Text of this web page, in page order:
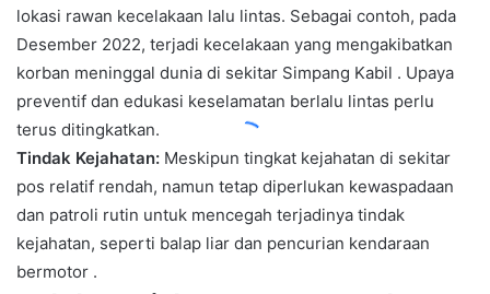
lokasi rawan kecelakaan lalu lintas. Sebagai contoh, pada
Desember 2022, terjadi kecelakaan yang mengakibatkan
korban meninggal dunia di sekitar Simpang Kabil . Upaya
preventif dan edukasi keselamatan berlalu lintas perlu
terus ditingkatkan.
Tindak Kejahatan: Meskipun tingkat kejahatan di sekitar
pos relatif rendah, namun tetap diperlukan kewaspadaan
dan patroli rutin untuk mencegah terjadinya tindak
kejahatan, seperti balap liar dan pencurian kendaraan
bermotor .